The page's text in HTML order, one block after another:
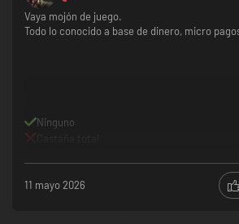
Vaya mojón de juego.
Todo lo conocido a base de dinero, micro
Ninguno
11 mayo 2026